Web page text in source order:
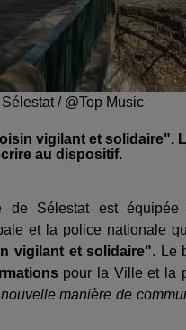
/ @Top Music
vigilant et solidaire".
au dispositif.
Sélestat est équipée
et la police nationale
vigilant et solidaire". Le
pour la Ville et la
manière de